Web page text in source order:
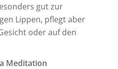
gut zur
Lippen, pflegt aber
oder auf den
Meditation